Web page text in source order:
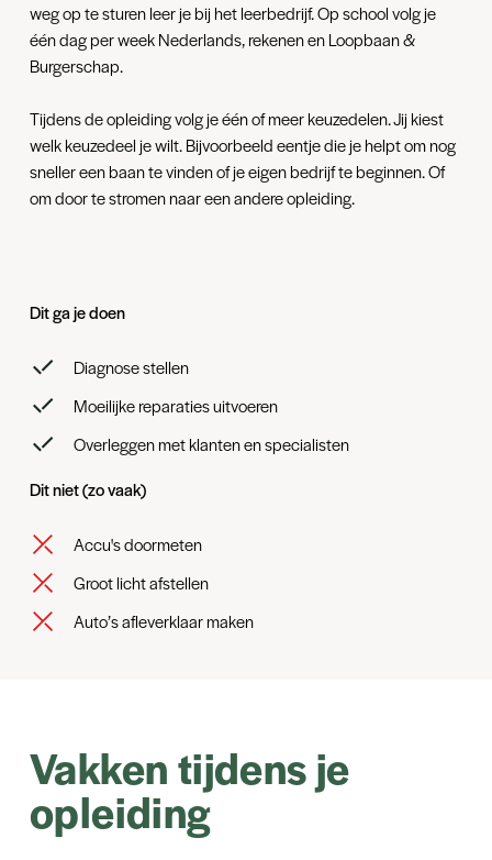
weg op te sturen leer je bij het leerbedrijf. Op school volg je
één dag per week Nederlands, rekenen en Loopbaan &
Burgerschap.
Tijdens de opleiding volg je één of meer keuzedelen. Jij kiest
welk keuzedeel je wilt. Bijvoorbeeld eentje die je helpt om nog
sneller een baan te vinden of je eigen bedrijf te beginnen. Of
om door te stromen naar een andere opleiding.
Dit ga je doen
Diagnose stellen
Moeilijke reparaties uitvoeren
Overleggen met klanten en specialisten
Dit niet (zo vaak)
Accu's doormeten
Groot licht afstellen
Auto’s afleverklaar maken
Vakken tijdens je
opleiding